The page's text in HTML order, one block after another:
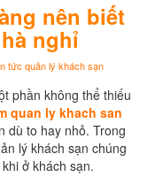
nên biết
nghỉ
tức quản lý khách sạn
phần không thể thiếu
quan ly khach san
dù to hay nhỏ. Trong
lý khách sạn chúng
ở khách sạn.